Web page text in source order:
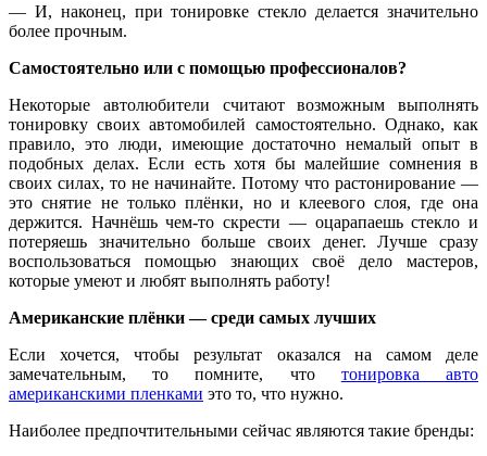
— И, наконец, при тонировке стекло делается значительно
более прочным.
Самостоятельно или с помощью профессионалов?
Некоторые автолюбители считают возможным выполнять
тонировку своих автомобилей самостоятельно. Однако, как
правило, это люди, имеющие достаточно немалый опыт в
подобных делах. Если есть хотя бы малейшие сомнения в
своих силах, то не начинайте. Потому что растонирование —
это снятие не только плёнки, но и клеевого слоя, где она
держится. Начнёшь чем-то скрести — оцарапаешь стекло и
потеряешь значительно больше своих денег. Лучше сразу
воспользоваться помощью знающих своё дело мастеров,
которые умеют и любят выполнять работу!
Американские плёнки — среди самых лучших
Если хочется, чтобы результат оказался на самом деле
замечательным, то помните, что тонировка авто
американскими пленками это то, что нужно.
Наиболее предпочтительными сейчас являются такие бренды: